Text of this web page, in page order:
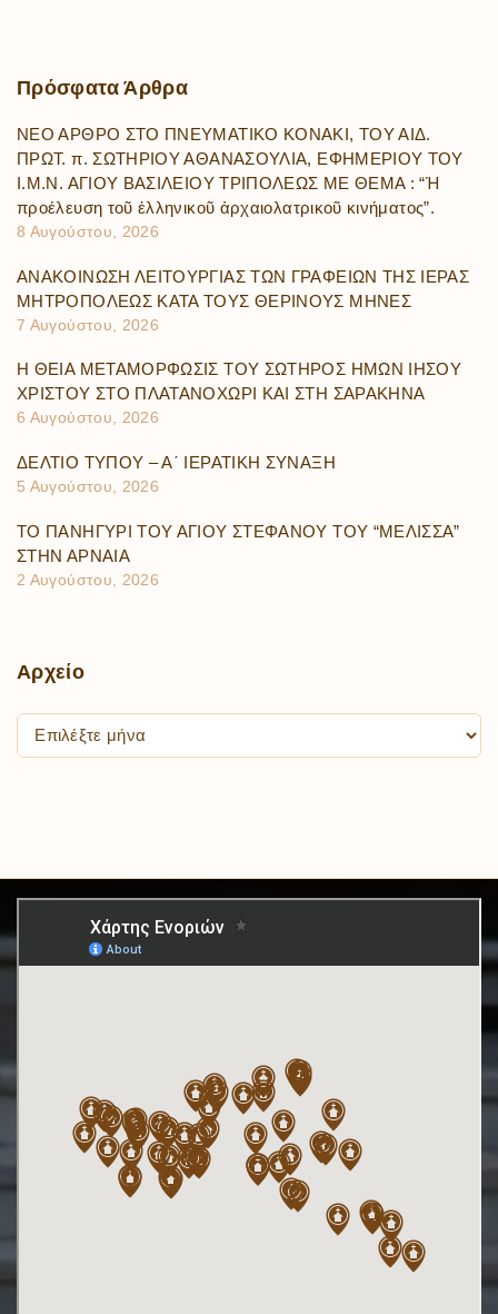
Πρόσφατα Άρθρα
ΝΕΟ ΑΡΘΡΟ ΣΤΟ ΠΝΕΥΜΑΤΙΚΟ ΚΟΝΑΚΙ, ΤΟΥ ΑΙΔ.
ΠΡΩΤ. π. ΣΩΤΗΡΙΟΥ ΑΘΑΝΑΣΟΥΛΙΑ, ΕΦΗΜΕΡΙΟΥ ΤΟΥ
Ι.Μ.Ν. ΑΓΙΟΥ ΒΑΣΙΛΕΙΟΥ ΤΡΙΠΟΛΕΩΣ ΜΕ ΘΕΜΑ : “Ἡ
προέλευση τοῦ ἑλληνικοῦ ἀρχαιολατρικοῦ κινήματος”.
8 Αυγούστου, 2026
ΑΝΑΚΟΙΝΩΣΗ ΛΕΙΤΟΥΡΓΙΑΣ ΤΩΝ ΓΡΑΦΕΙΩΝ ΤΗΣ ΙΕΡΑΣ
ΜΗΤΡΟΠΟΛΕΩΣ ΚΑΤΑ ΤΟΥΣ ΘΕΡΙΝΟΥΣ ΜΗΝΕΣ
7 Αυγούστου, 2026
Η ΘΕΙΑ ΜΕΤΑΜΟΡΦΩΣΙΣ ΤΟΥ ΣΩΤΗΡΟΣ ΗΜΩΝ ΙΗΣΟΥ
ΧΡΙΣΤΟΥ ΣΤΟ ΠΛΑΤΑΝΟΧΩΡΙ ΚΑΙ ΣΤΗ ΣΑΡΑΚΗΝΑ
6 Αυγούστου, 2026
ΔΕΛΤΙΟ ΤΥΠΟΥ – Α΄ ΙΕΡΑΤΙΚΗ ΣΥΝΑΞΗ
5 Αυγούστου, 2026
ΤΟ ΠΑΝΗΓΥΡΙ ΤΟΥ ΑΓΙΟΥ ΣΤΕΦΑΝΟΥ ΤΟΥ “ΜΕΛΙΣΣΑ”
ΣΤΗΝ ΑΡΝΑΙΑ
2 Αυγούστου, 2026
Αρχείο